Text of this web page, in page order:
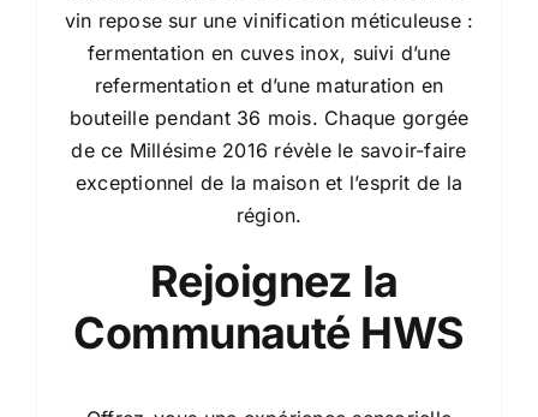
vin repose sur une vinification méticuleuse :
fermentation en cuves inox, suivi d’une
refermentation et d’une maturation en
bouteille pendant 36 mois. Chaque gorgée
de ce Millésime 2016 révèle le savoir-faire
exceptionnel de la maison et l’esprit de la
région.
Rejoignez la
Communauté HWS